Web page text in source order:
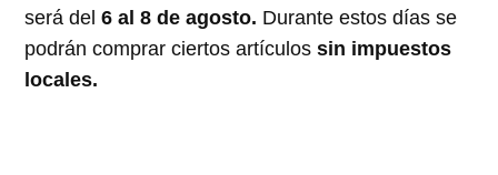
será del6 al 8 de agosto. Durante estos días se
podrán comprar ciertos artículos sin impuestos
locales.